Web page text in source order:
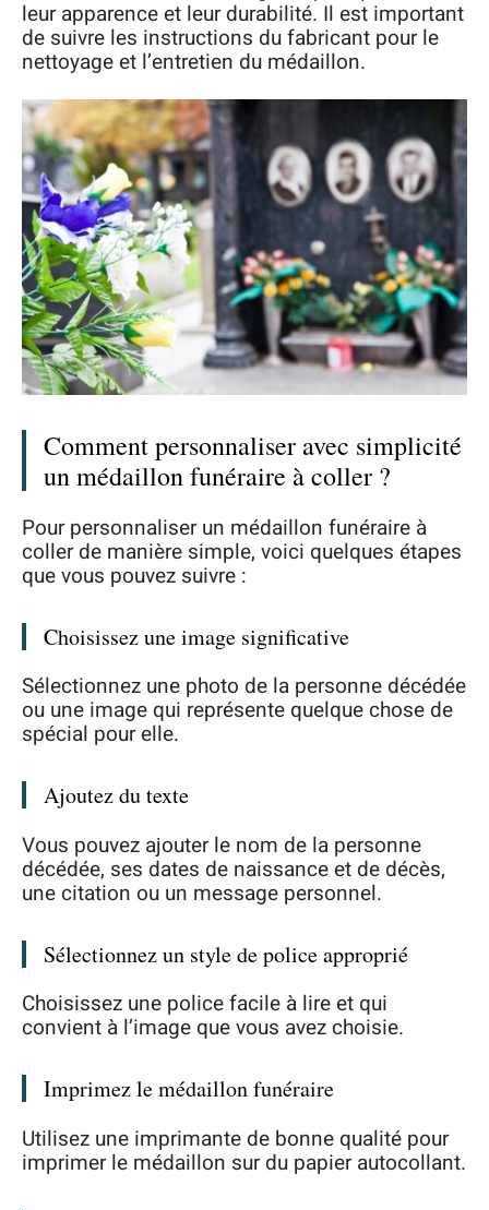
leur apparence et leur durabilité. Il est important
de suivre les instructions du fabricant pour le
nettoyage et l’entretien du médaillon.
Comment personnaliser avec simplicité
un médaillon funéraire à coller ?
Pour personnaliser un médaillon funéraire à
coller de manière simple, voici quelques étapes
que vous pouvez suivre :
Choisissez une image significative
Sélectionnez une photo de la personne décédée
ou une image qui représente quelque chose de
spécial pour elle.
Ajoutez du texte
Vous pouvez ajouter le nom de la personne
décédée, ses dates de naissance et de décès,
une citation ou un message personnel.
Sélectionnez un style de police approprié
Choisissez une police facile à lire et qui
convient à l’image que vous avez choisie.
Imprimez le médaillon funéraire
Utilisez une imprimante de bonne qualité pour
imprimer le médaillon sur du papier autocollant.